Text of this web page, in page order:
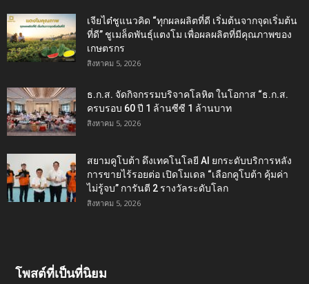
เจียไต๋ชูแนวคิด “ทุกผลผลิตที่ดี เริ่มต้นจากจุดเริ่มต้น
ที่ดี” ชูเมล็ดพันธุ์แตงโม เพื่อผลผลิตที่มีคุณภาพของ
เกษตรกร
สิงหาคม 5, 2026
ธ.ก.ส. จัดกิจกรรมบริจาคโลหิต ในโอกาส “ธ.ก.ส.
ครบรอบ 60 ปี 1 ล้านซีซี 1 ล้านบาท
สิงหาคม 5, 2026
สยามคูโบต้า ดึงเทคโนโลยี AI ยกระดับบริการหลัง
การขายไร้รอยต่อ เปิดโมเดล “เลือกคูโบต้า คุ้มค่า
ไม่รู้จบ” การันตี 2 รางวัลระดับโลก
สิงหาคม 5, 2026
โพสต์ที่เป็นที่นิยม